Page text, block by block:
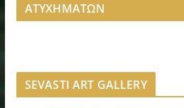
ΑΤΥΧΗΜΑΤΩΝ
SEVASTI ART GALLERY